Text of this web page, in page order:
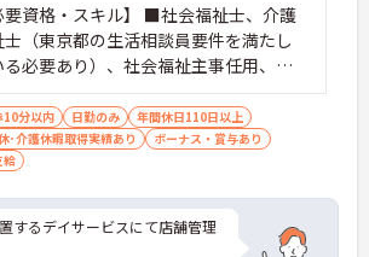
要資格・スキル】 ■社会福祉士、介護
士（東京都の生活相談員要件を満たし
る必要あり）、社会福祉主事任用、精
健福祉士のうちいずれか必須 ■普通自
運転免許（AT限定可）必須
10分以内 日勤のみ
年間休日110日以上
･介護休暇取得実績あり
ボーナス・賞与あり
給
するデイサービスにて店舗管理